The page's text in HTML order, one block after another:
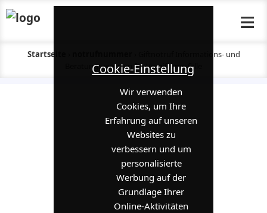
Cookie-Einstellung
Wir verwenden
Cookies, um Ihre
Erfahrung auf unseren
Websites zu
verbessern und um
personalisierte
Werbung auf der
Grundlage Ihrer
Online-Aktivitäten
≡
Startseite
Giftnotruf Informations- und
Beratungszentrum für Vergiftungsfälle